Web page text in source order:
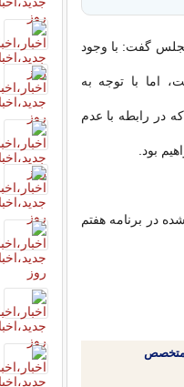
گفت: با وجود
اما با توجه به
رابطه با عدم
بود.
در برنامه هفتم
متخصص